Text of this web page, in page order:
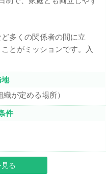
多くの関係者の間に立
とがミッションです。入
地
が定める場所）
件
る